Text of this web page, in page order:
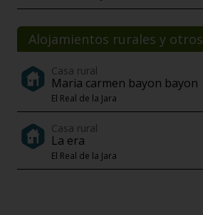
Alojamientos rurales y otros
Casa rural
Maria carmen bayon bayon
El Real de la Jara
Casa rural
La era
El Real de la Jara